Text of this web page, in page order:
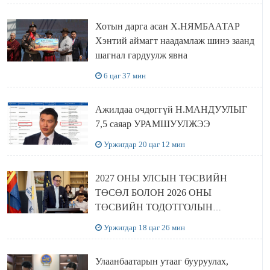
Хотын дарга асан Х.НЯМБААТАР
Хэнтий аймагт наадамлаж шинэ заанд
шагнал гардуулж явна
6 цаг 37 мин
Ажилдаа очдоггүй Н.МАНДУУЛЫГ
7,5 саяар УРАМШУУЛЖЭЭ
Уржигдар 20 цаг 12 мин
2027 ОНЫ УЛСЫН ТӨСВИЙН
ТӨСӨЛ БОЛОН 2026 ОНЫ
ТӨСВИЙН ТОДОТГОЛЫН
Уржигдар 18 цаг 26 мин
Улаанбаатарын утааг бууруулах,